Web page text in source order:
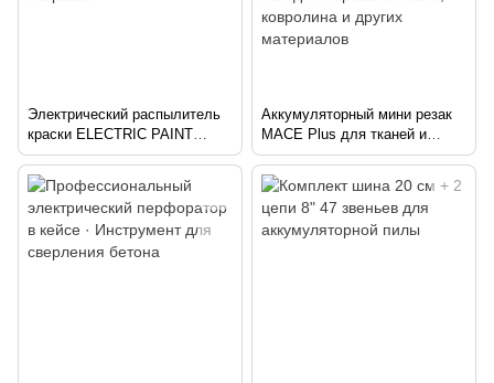
Электрический распылитель
краски ELECTRIC PAINT
SPRATER ELITE LY-79 ·
Краскопульт – пульверизатор
для покраски
Аккумуляторный мини резак
MACE Plus для тканей и
мягких материалов ·
Электрические ножницы – нож
для нарезания кожи,
ковролина и других
материалов